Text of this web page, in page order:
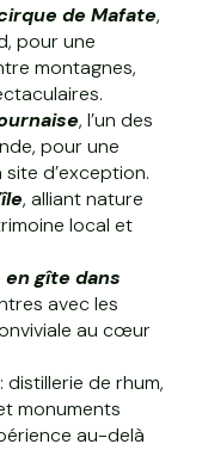
de Mafate,
pour une
montagnes,
, l’un des
pour une
d’exception.
, alliant nature
local et
gîte dans
avec les
au cœur
: distillerie de rhum,
monuments
au-delà